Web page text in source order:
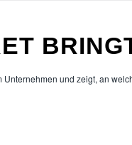
und zeigt, an